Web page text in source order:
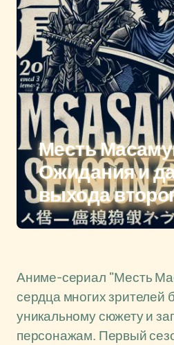
Месть
Ожидания и
выхода
Аниме-сериал "Месть
сердца многих зрителей
уникальному сюжету и
персонажам. Первый